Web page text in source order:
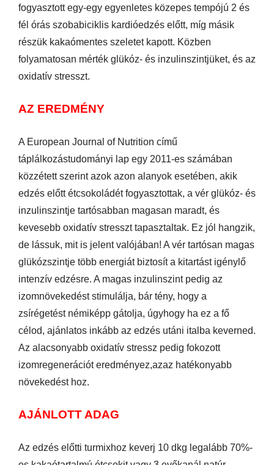
fogyasztott egy-egy egyenletes közepes tempójú 2 és
fél órás szobabiciklis kardióedzés előtt, míg másik
részük kakaómentes szeletet kapott. Közben
folyamatosan mérték glükóz- és inzulinszintjüket, és az
oxidatív stresszt.
AZ EREDMÉNY
A European Journal of Nutrition című
táplálkozástudományi lap egy 2011-es számában
közzétett szerint azok azon alanyok esetében, akik
edzés előtt étcsokoládét fogyasztottak, a vér glükóz- és
inzulinszintje tartósabban magasan maradt, és
kevesebb oxidatív stresszt tapasztaltak. Ez jól hangzik,
de lássuk, mit is jelent valójában! A vér tartósan magas
glükózszintje több energiát biztosít a kitartást igénylő
intenzív edzésre. A magas inzulinszint pedig az
izomnövekedést stimulálja, bár tény, hogy a
zsírégetést némiképp gátolja, úgyhogy ha ez a fő
célod, ajánlatos inkább az edzés utáni italba keverned.
Az alacsonyabb oxidatív stressz pedig fokozott
izomregenerációt eredményez,azaz hatékonyabb
növekedést hoz.
AJÁNLOTT ADAG
Az edzés előtti turmixhoz keverj 10 dkg legalább 70%-